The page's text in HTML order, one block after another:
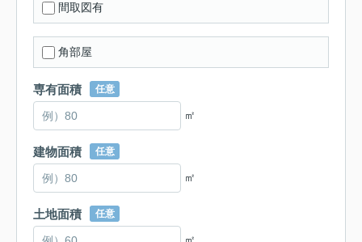
間取図有
角部屋
専有面積 任意
㎡
建物面積 任意
㎡
土地面積 任意
㎡